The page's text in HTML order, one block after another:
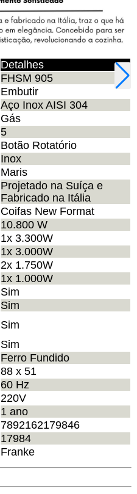
Detalhes
FHSM 905
Embutir
Aço Inox AISI 304
Gás
5
Botão Rotatório
Inox
Maris
Projetado na Suíça e
Fabricado na Itália
Coifas New Format
10.800 W
1x 3.300W
1x 3.000W
2x 1.750W
1x 1.000W
Sim
Sim
Sim
Sim
Ferro Fundido
88 x 51
60 Hz
220V
1 ano
7892162179846
17984
Franke